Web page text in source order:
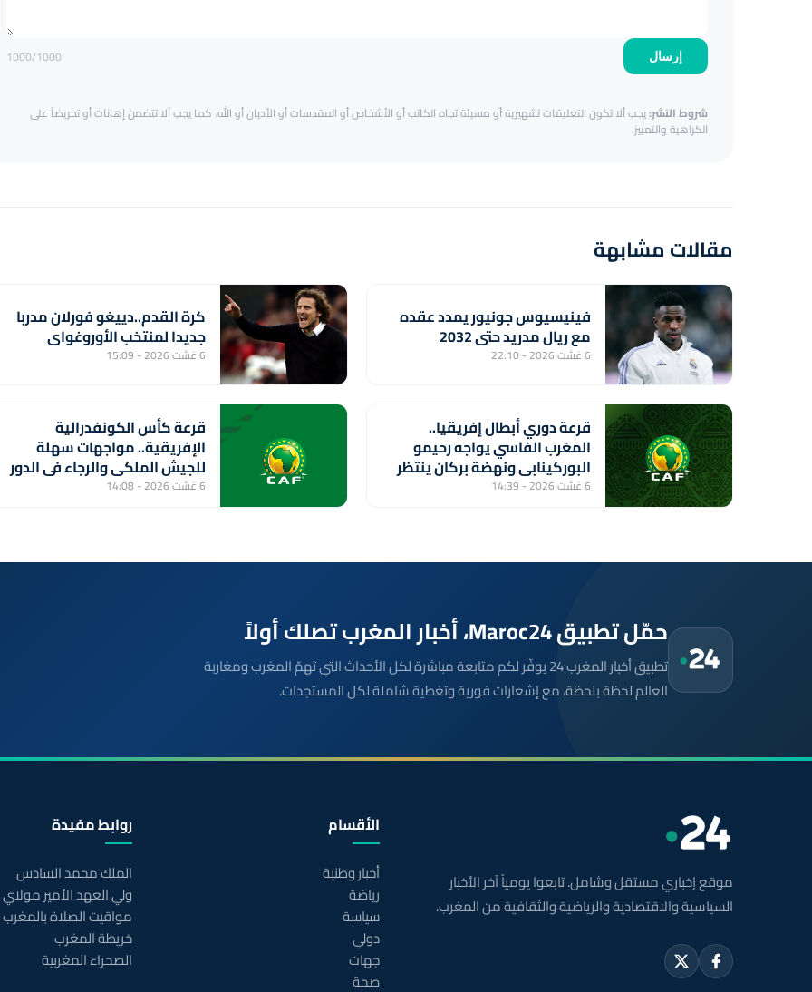
إرسال 1000/1000
شروط النشر:يجب ألا تكون التعليقات تشهيرية أو مسيئة تجاه الكاتب أو الأشخاص أو المقدسات أو الأديان أو الله. كما يجب ألا تتضمن إهانات أو تحريضاً على
الكراهية والتمييز.
مقالات مشابهة
فينيسيوس جونيور يمدد عقده
مع ريال مدريد حتى 2032
6 غشت 2026 - 22:10
كرة القدم..دييغو فورلان مدربا
جديدا لمنتخب الأوروغواي
6 غشت 2026 - 15:09
قرعة دوري أبطال إفريقيا..
المغرب الفاسي يواجه رحيمو
البوركينابي ونهضة بركان ينتظر
الفائز من مباراة ستار سبور
6 غشت 2026 - 14:39
قرعة كأس الكونفدرالية
الإفريقية.. مواجهات سهلة
للجيش الملكي والرجاء في الدور
التمهيدي الثاني
6 غشت 2026 - 14:08
حمّل تطبيق Maroc24، أخبار المغرب تصلك أولاً
تطبيق أخبار المغرب 24 يوفّر لكم متابعة مباشرة لكل الأحداث التي تهمّ المغرب ومغاربة
العالم لحظة بلحظة، مع إشعارات فورية وتغطية شاملة لكل المستجدات.
موقع إخباري مستقل وشامل. تابعوا يومياً آخر الأخبار
السياسية والاقتصادية والرياضية والثقافية من المغرب.
الأقسام
أخبار وطنية
رياضة
سياسة
دولي
جهات
صحة
روابط مفيدة
الملك محمد السادس
ولي العهد الأمير
مواقيت الصلاة بالمغرب
خريطة المغرب
الصحراء المغربية